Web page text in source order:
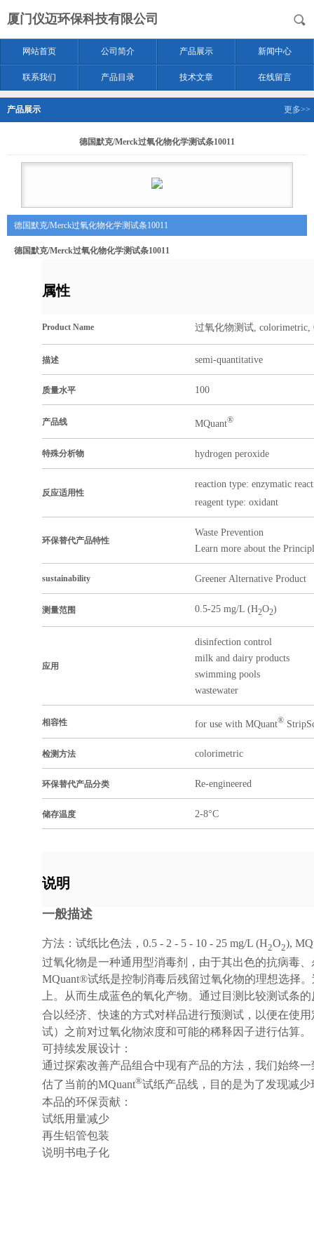
厦门仪迈环保科技有限公司
网站首页 公司简介 产品展示 新闻中心
联系我们 产品目录 技术文章 在线留言
产品展示 更多>>
德国默克/Merck过氧化物化学测试条10011
德国默克/Merck过氧化物化学测试条10011
德国默克/Merck过氧化物化学测试条10011
属性
Product Name 过氧化物测试, colorimetric,
描述 semi-quantitative
质量水平 100
产品线 MQuant®
特殊分析物 hydrogen peroxide
反应适用性
reaction type: enzymatic
reagent type: oxidant
环保替代产品特性
Waste Prevention
Learn more about the
sustainability Greener Alternative Product
测量范围 0.5-25 mg/L (H2O2)
应用
disinfection control
milk and dairy products
swimming pools
wastewater
相容性 for use with MQuant®
检测方法 colorimetric
环保替代产品分类 Re-engineered
储存温度 2-8°C
说明
一般描述
方法：试纸比色法，0.5 - 2 - 5 - 10 - 25 mg/L (H2O2),
过氧化物是一种通用型消毒剂，由于其出色的抗病毒
MQuant®试纸是控制消毒后残留过氧化物的理想选择
上。从而生成蓝色的氧化产物。通过目测比较测试条
合以经济、快速的方式对样品进行预测试，以便在使用
试）之前对过氧化物浓度和可能的稀释因子进行估算。
可持续发展设计：
通过探索改善产品组合中现有产品的方法，我们始终
估了当前的MQuant®试纸产品线，目的是为了发现减
本品的环保贡献：
试纸用量减少
再生铝管包装
说明书电子化